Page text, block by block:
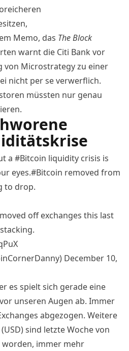
Memo, das The Block
warnt die Citi Bank vor
von Microstrategyzu einer
nicht per se verwerflich.
müssten nur genau
a #Bitcoin liquidity crisis is
eyes.#Bitcoin removed from
to drop.
off exchanges this last
December 10,
es spielt sich gerade eine
unseren Augen ab. Immer
abgezogen. Weitere
sind letzte Woche von
worden, immer mehr